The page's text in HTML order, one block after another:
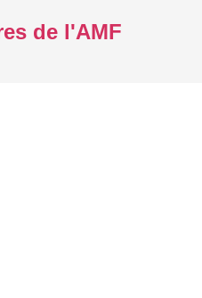
de l'AMF